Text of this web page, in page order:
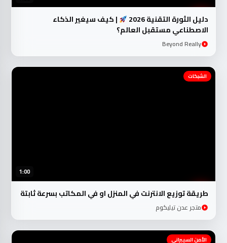
دليل الثورة التقنية 2026
| كيف سيغير الذكاء
الاصطناعي مستقبل العالم؟
Beyond Really
1:00
الشبكات
طريقة توزيع الانترنت في المنزل او في المكاتب بسرعة ثابتة
متجر عدن تيليكوم
الأمن السيبراني